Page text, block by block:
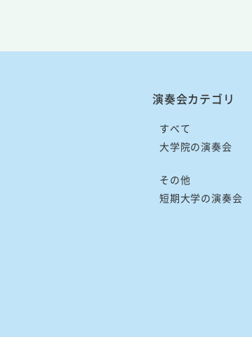
演奏会カテゴリ
すべて
大学院の演奏会
その他
短期大学の演奏会